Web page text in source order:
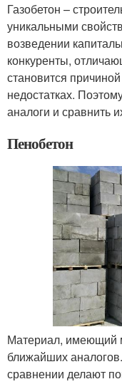
Газобетон –
уникальными
возведении
конкуренты,
становится
недостатках.
аналоги и сравнить
Пенобетон
Материал, имеющий
ближайших
сравнении делают